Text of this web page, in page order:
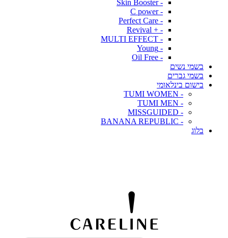
- Skin Booster
- C power
- Perfect Care
- + Revival
- MULTI EFFECT
- Young
- Oil Free
בשמי נשים
בשמי גברים
בישום בינלאומי
- TUMI WOMEN
- TUMI MEN
- MISSGUIDED
- BANANA REPUBLIC
בלוג